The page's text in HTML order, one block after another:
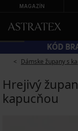
MAGAZÍN
KÓD
Dámske župany s
Hrejivý
kapucňou